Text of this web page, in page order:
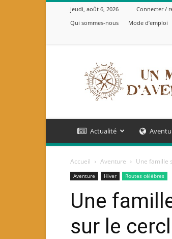
jeudi, août 6, 2026
Connecter /
Qui sommes-nous
Mode d’emploi
Actualité
Accueil Aventure Une famille
Aventure Hiver Routes célèbres
Une
sur le